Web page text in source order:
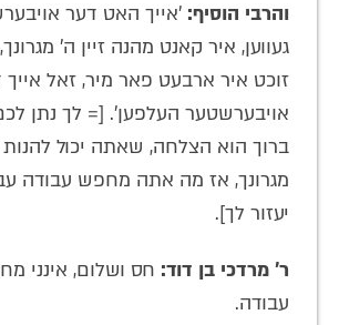
והרבי הוסיף: 'אייך האט דער
געווען, איר קאנט מהנה זיין ה׳
זוכט איר ארבעט פאר מיר, זאל אייך
אויבערשטער העלפען'. [= לך נתן
ברוך הוא הצלחה, שאתה יכול
מגרונך, אז מה אתה מחפש עבודה
יעזור לך].
ר' מרדכי בן דוד: חס ושלום, אינני
עבודה.